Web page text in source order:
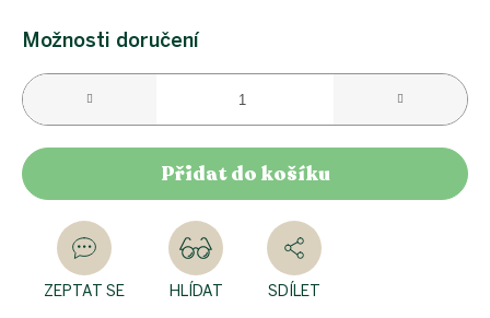
Možnosti doručení
Přidat do košíku
ZEPTAT SE HLÍDAT SDÍLET